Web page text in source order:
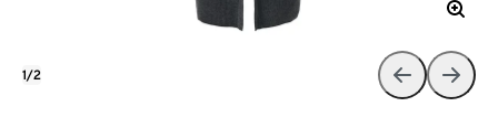
1/2